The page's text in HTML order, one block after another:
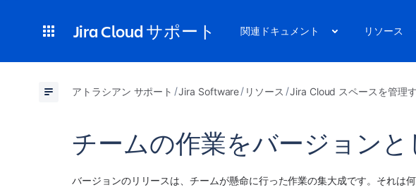
Jira Cloud サポート 関連ドキュメント リソース
アトラシアン サポート Jira Software リソース Jira Cloud スペースを管理
チームの作業をバージョン
バージョンのリリースは、チームが懸命に行った作業の集大成です。それは